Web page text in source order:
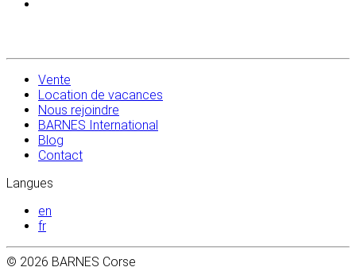
Vente
Location de vacances
Nous rejoindre
BARNES International
Blog
Contact
Langues
en
fr
© 2026 BARNES Corse